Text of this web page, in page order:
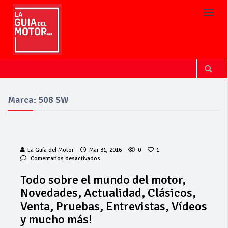
Marca: 508 SW
La Guía del Motor Mar 31, 2016 0
1
Comentarios desactivados
el
mundo
del
motor,
Todo sobre el mundo del motor,
Novedades, Actualidad, Clásicos,
Venta, Pruebas, Entrevistas, Vídeos
y mucho más!